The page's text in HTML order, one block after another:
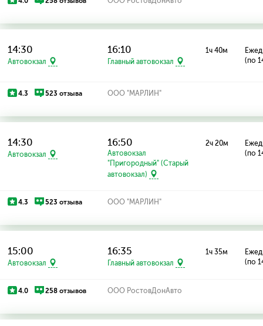
14:30
Автовокзал
16:10
Главный автовокзал
1ч 40м
(по
4.3 523 отзыва ООО "МАРЛИН"
14:30
Автовокзал
16:50
Автовокзал
"Пригородный" (Старый
автовокзал)
2ч 20м
(по
4.3 523 отзыва ООО "МАРЛИН"
15:00
Автовокзал
16:35
Главный автовокзал
1ч 35м
(по
4.0 258 отзывов ООО РостовДонАвто